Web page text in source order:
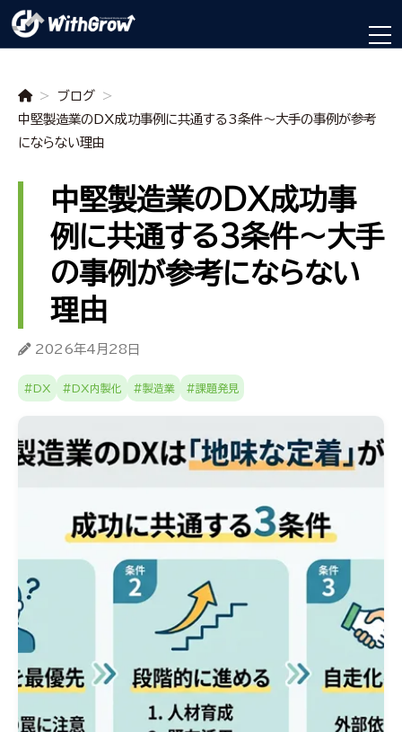
> ブログ >
中堅製造業のDX成功事例に共通する3条件～大手の事例が参考
にならない理由
中堅製造業のDX成功事
例に共通する3条件～大手
の事例が参考にならない
理由
2026年4月28日
#DX #DX内製化 #製造業 #課題発見